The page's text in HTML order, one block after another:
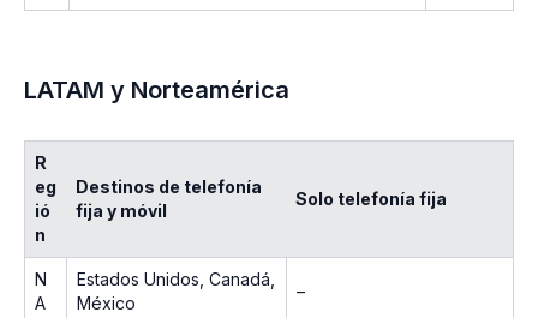
LATAM y Norteamérica
R
eg
ió
n
Destinos de telefonía
fija y móvil
Solo telefonía fija
N
A
Estados Unidos, Canadá,
México
–